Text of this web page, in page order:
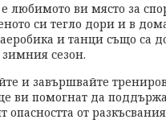
любимото ви място за
си тегло дори и в
и танци също са
сезон.
и завършвайте
ви помогнат да
от